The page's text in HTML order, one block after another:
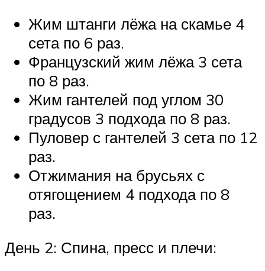
Жим штанги лёжа на скамье 4
сета по 6 раз.
Французский жим лёжа 3 сета
по 8 раз.
Жим гантелей под углом 30
градусов 3 подхода по 8 раз.
Пуловер с гантелей 3 сета по 12
раз.
Отжимания на брусьях с
отягощением 4 подхода по 8
раз.
День 2: Спина, пресс и плечи: